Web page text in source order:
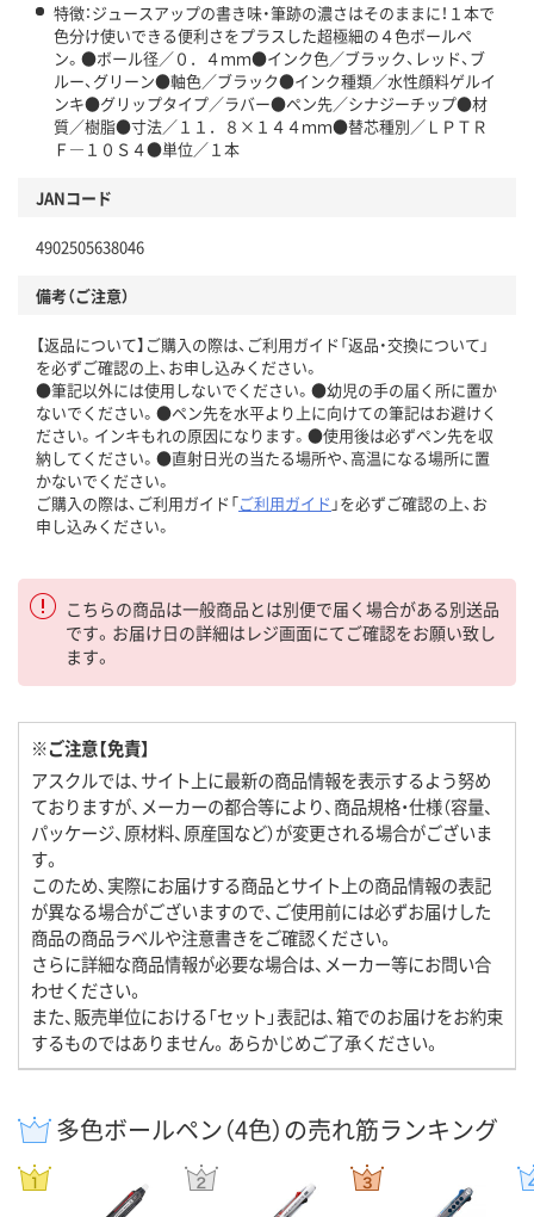
特徴：ジュースアップの書き味・筆跡の濃さはそのままに！１本で
色分け使いできる便利さをプラスした超極細の４色ボールペ
ン。●ボール径／０．４ｍｍ●インク色／ブラック、レッド、ブ
ルー、グリーン●軸色／ブラック●インク種類／水性顔料ゲルイ
ンキ●グリップタイプ／ラバー●ペン先／シナジーチップ●材
質／樹脂●寸法／１１．８×１４４ｍｍ●替芯種別／ＬＰＴＲ
Ｆ―１０Ｓ４●単位／１本
JANコード
4902505638046
備考（ご注意）
【返品について】ご購入の際は、ご利用ガイド「返品・交換について」
を必ずご確認の上、お申し込みください。
●筆記以外には使用しないでください。●幼児の手の届く所に置か
ないでください。●ペン先を水平より上に向けての筆記はお避けく
ださい。インキもれの原因になります。●使用後は必ずペン先を収
納してください。●直射日光の当たる場所や、高温になる場所に置
かないでください。
ご購入の際は、ご利用ガイド「ご利用ガイド 」を必ずご確認の上、お
申し込みください。
こちらの商品は一般商品とは別便で届く場合がある別送品
です。お届け日の詳細はレジ画面にてご確認をお願い致し
ます。
※ご注意【免責】
アスクルでは、サイト上に最新の商品情報を表示するよう努め
ておりますが、メーカーの都合等により、商品規格・仕様（容量、
パッケージ、原材料、原産国など）が変更される場合がございま
す。
このため、実際にお届けする商品とサイト上の商品情報の表記
が異なる場合がございますので、ご使用前には必ずお届けした
商品の商品ラベルや注意書きをご確認ください。
さらに詳細な商品情報が必要な場合は、メーカー等にお問い合
わせください。
また、販売単位における「セット」表記は、箱でのお届けをお約束
するものではありません。あらかじめご了承ください。
多色ボールペン（4色）の売れ筋ランキング